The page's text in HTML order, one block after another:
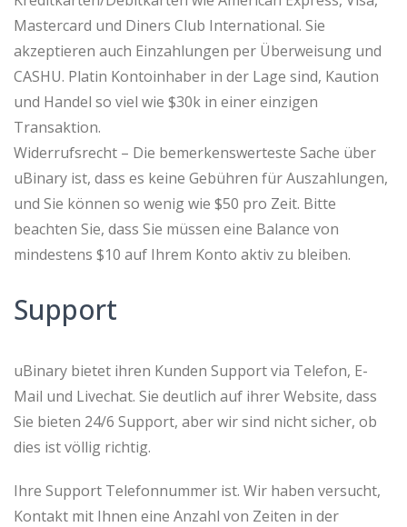
Mastercard und Diners Club International. Sie
akzeptieren auch Einzahlungen per Überweisung und
CASHU. Platin Kontoinhaber in der Lage sind, Kaution
und Handel so viel wie $30k in einer einzigen
Transaktion.
Widerrufsrecht – Die bemerkenswerteste Sache über
uBinary ist, dass es keine Gebühren für Auszahlungen,
und Sie können so wenig wie $50 pro Zeit. Bitte
beachten Sie, dass Sie müssen eine Balance von
mindestens $10 auf Ihrem Konto aktiv zu bleiben.
Support
uBinary bietet ihren Kunden Support via Telefon, E-
Mail und Livechat. Sie deutlich auf ihrer Website, dass
Sie bieten 24/6 Support, aber wir sind nicht sicher, ob
dies ist völlig richtig.
Ihre Support Telefonnummer ist. Wir haben versucht,
Kontakt mit Ihnen eine Anzahl von Zeiten in der